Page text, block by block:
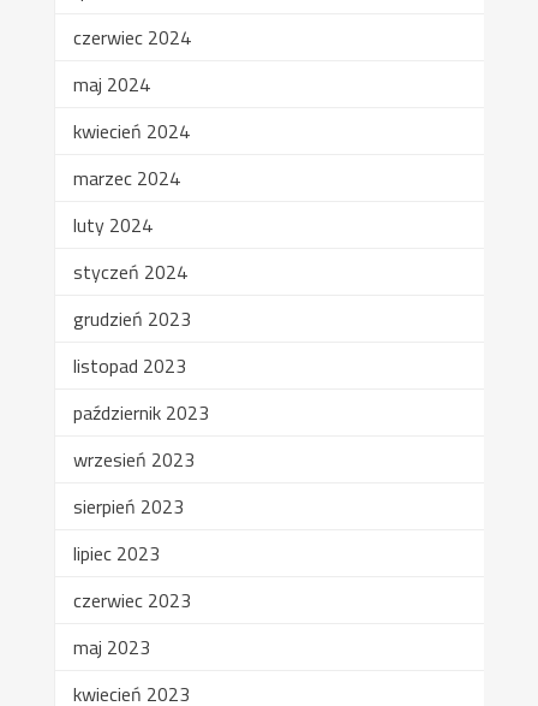
czerwiec 2024
maj 2024
kwiecień 2024
marzec 2024
luty 2024
styczeń 2024
grudzień 2023
listopad 2023
październik 2023
wrzesień 2023
sierpień 2023
lipiec 2023
czerwiec 2023
maj 2023
kwiecień 2023